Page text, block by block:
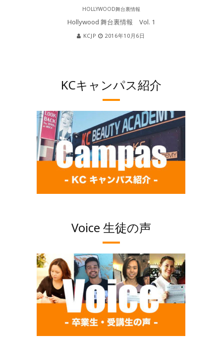
HOLLYWOOD舞台裏情報
Hollywood 舞台裏情報 Vol. 1
KCJP 2016年10月6日
KCキャンパス紹介
Voice 生徒の声